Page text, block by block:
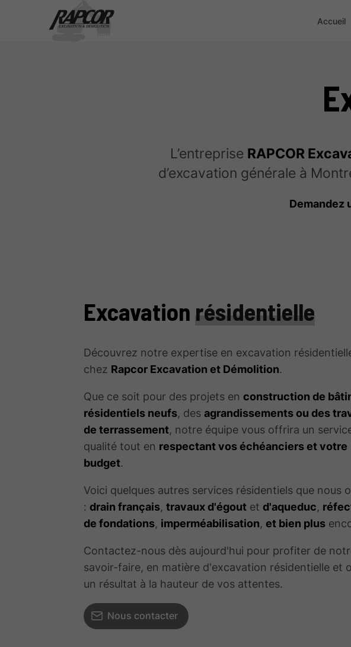
Accueil
L’entreprise RAPCOR
d’excavation générale à
Demandez
Excavation résidentielle
Découvrez notre expertise en excavation
chez Rapcor Excavation et Démolition.
Que ce soit pour des projets enconstruction de
résidentiels neufs, desagrandissements ou des
de terrassement, notre équipe vous offrira un
qualité tout en respectant vos échéanciers et votre
budget.
Voici quelques autres services résidentiels que nous
: drain français,travaux d'égout et d'aqueduc,
de fondations, imperméabilisation,et bien plus
Contactez-nous dès aujourd'hui pour profiter de
savoir-faire, en matière d'excavation résidentielle et
un résultat à la hauteur de vos attentes.
Nous contacter